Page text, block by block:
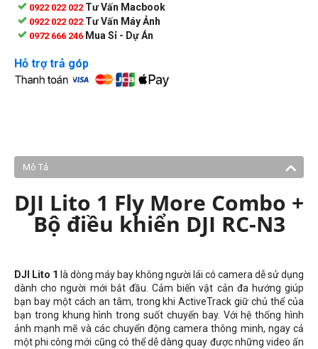
0922 022 022 Tư Vấn Macbook
0922 022 022 Tư Vấn Máy Ảnh
0972 666 246 Mua Sỉ - Dự Án
Hỗ trợ trả góp
Mô Tả
DJI Lito 1 Fly More Combo +
Bộ điều khiển DJI RC-N3
DJI Lito 1 là dòng máy bay không người lái có camera dễ sử dụng
dành cho người mới bắt đầu. Cảm biến vật cản đa hướng giúp
bạn bay một cách an tâm, trong khi ActiveTrack giữ chủ thể của
bạn trong khung hình trong suốt chuyến bay. Với hệ thống hình
ảnh mạnh mẽ và các chuyển động camera thông minh, ngay cả
một phi công mới cũng có thể dễ dàng quay được những video ấn